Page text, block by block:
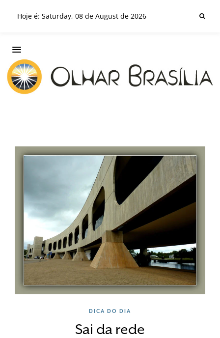
Hoje é: Saturday, 08 de August de 2026
DICA DO DIA
Sai da rede